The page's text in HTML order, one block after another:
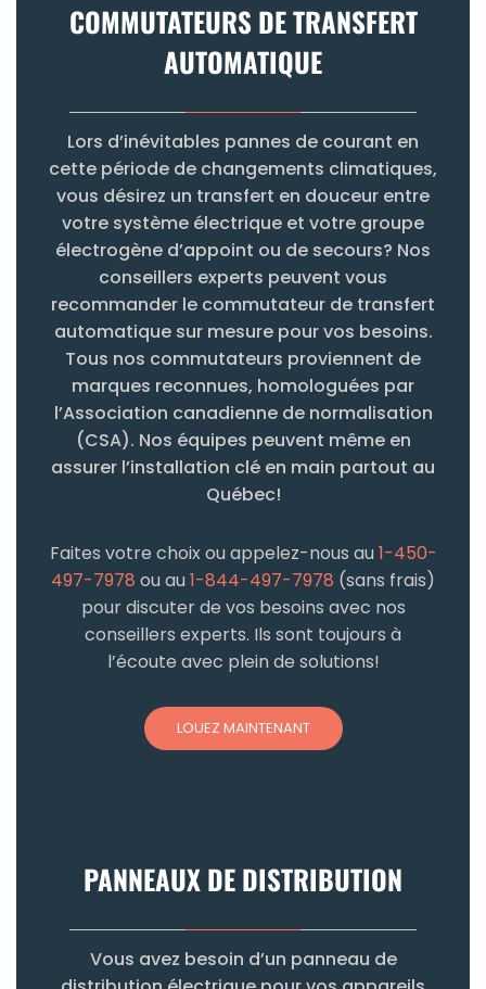
COMMUTATEURS DE TRANSFERT
AUTOMATIQUE
Lors d’inévitables pannes de courant en
cette période de changements climatiques,
vous désirez un transfert en douceur entre
votre système électrique et votre groupe
électrogène d’appoint ou de secours? Nos
conseillers experts peuvent vous
recommander le commutateur de transfert
automatique sur mesure pour vos besoins.
Tous nos commutateurs proviennent de
marques reconnues, homologuées par
l’Association canadienne de normalisation
(CSA). Nos équipes peuvent même en
assurer l’installation clé en main partout au
Québec!
Faites votre choix ou appelez-nous au1-450-
497-7978 ou au1-844-497-7978 (sans frais)
pour discuter de vos besoins avec nos
conseillers experts. Ils sont toujours à
l’écoute avec plein de solutions!
LOUEZ MAINTENANT
PANNEAUX DE DISTRIBUTION
Vous avez besoin d’un panneau de